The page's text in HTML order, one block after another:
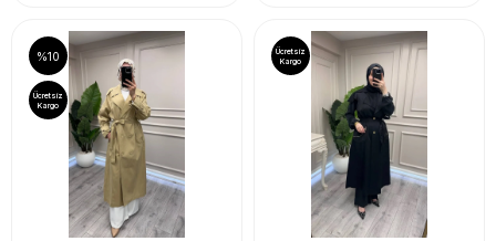
%10
Ücretsiz
Kargo
Ücretsiz
Kargo